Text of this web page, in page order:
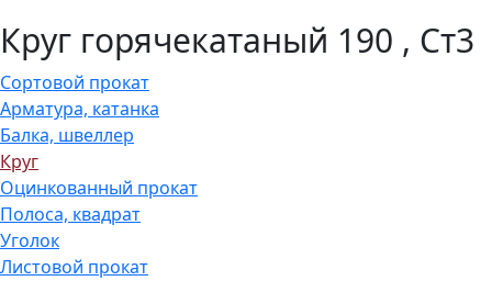
Круг горячекатаный 190 , Ст3
Сортовой прокат
Арматура, катанка
Балка, швеллер
Круг
Оцинкованный прокат
Полоса, квадрат
Уголок
Листовой прокат